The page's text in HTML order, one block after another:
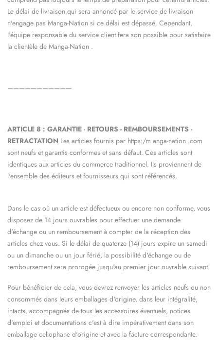
Le délai de livraison qui sera annoncé par le service de livraison
n'engage pas Manga-Nation si ce délai est dépassé. Cependant,
l'équipe responsable du service client fera son possible pour satisfaire
la clientèle de Manga-Nation .
———————————
ARTICLE 8 : GARANTIE - RETOURS - REMBOURSEMENTS -
RETRACTATION Les articles fournis par https:/m anga-nation .com
sont neufs et garantis conformes et sans défaut. Ces articles sont
identiques aux articles du commerce traditionnel. Ils proviennent de
l'ensemble des éditeurs et fournisseurs qui sont référencés.
Dans le cas où un article est défectueux ou encore non conforme, vous
disposez de 14 jours ouvrables pour effectuer une demande
d'échange ou un remboursement à compter de la réception des
articles chez vous. Si le délai de quatorze (14) jours expire un samedi
ou un dimanche ou un jour férié, la possibilité d'échange ou de
remboursement sera prorogée jusqu'au premier jour ouvrable suivant.
Pour bénéficier de cela, vous devrez renvoyer les articles neufs ou non
consommés dans leurs emballages d'origine, dans leur intégralité,
intacts, accompagnés de tous les accessoires éventuels, notices
d'emploi et documentations c'est à dire impérativement dans son
emballage cellophane d'origine et avec la facture correspondante.